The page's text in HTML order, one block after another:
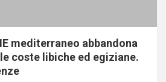
mediterraneo abbandona
coste libiche ed egiziane.